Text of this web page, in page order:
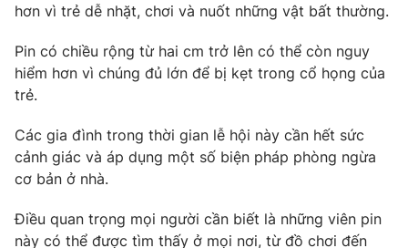
thuận bằng văn bản. Ghi rõ nguồn VTV.vn khi phát hành lại
thông tin từ website này.
hơn vì trẻ dễ nhặt, chơi và nuốt những vật bất thường.
Pin có chiều rộng từ hai cm trở lên có thể còn nguy
hiểm hơn vì chúng đủ lớn để bị kẹt trong cổ họng của
trẻ.
Các gia đình trong thời gian lễ hội này cần hết sức
cảnh giác và áp dụng một số biện pháp phòng ngừa
cơ bản ở nhà.
Điều quan trọng mọi người cần biết là những viên pin
này có thể được tìm thấy ở mọi nơi, từ đồ chơi đến